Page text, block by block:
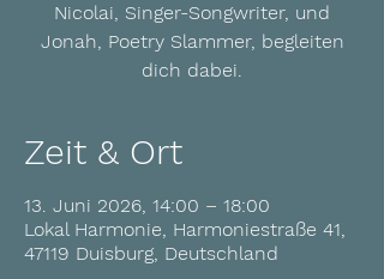
Nicolai, Singer-Songwriter, und
Jonah, Poetry Slammer, begleiten
dich dabei.
Zeit & Ort
13. Juni 2026, 14:00 – 18:00
Lokal Harmonie, Harmoniestraße 41,
47119 Duisburg, Deutschland